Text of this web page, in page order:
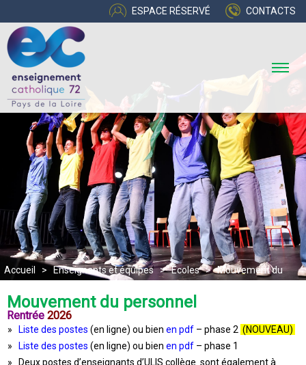
Accueil > Enseignants et équipes > Écoles > Mouvement du
CONTACTS
ESPACE RÉSERVÉ
Mouvement du personnel
Rentrée 2026
Liste des postes (en ligne) ou bien en pdf – phase 2 (NOUVEAU)
Liste des postes (en ligne) ou bien en pdf – phase 1
Deux postes d’enseignants d’ULIS collège sont également à